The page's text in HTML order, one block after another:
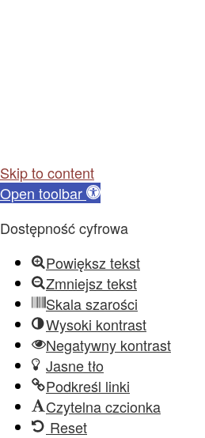
Skip to content
Open toolbar
Dostępność cyfrowa
Powiększ tekst
Zmniejsz tekst
Skala szarości
Wysoki kontrast
Negatywny kontrast
Jasne tło
Podkreśl linki
Czytelna czcionka
Reset